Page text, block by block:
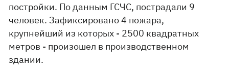
постройки. По данным ГСЧС, пострадали 9
человек. Зафиксировано 4 пожара,
крупнейший из которых - 2500 квадратных
метров - произошел в производственном
здании.